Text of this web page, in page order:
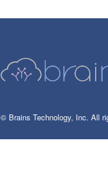
© Brains Technology, Inc. All